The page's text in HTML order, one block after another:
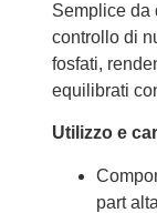
Semplice da
controllo di
fosfati,
equilibrati
Utilizzo e
part